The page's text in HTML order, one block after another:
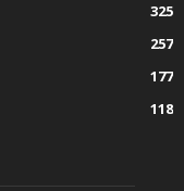
325
257
177
118